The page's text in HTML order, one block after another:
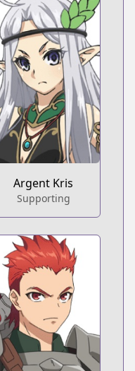
Argent Kris
Supporting